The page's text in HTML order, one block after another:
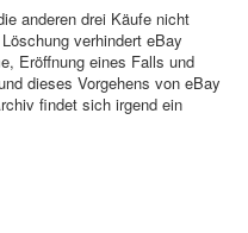
anderen drei Käufe nicht
verhindert eBay
Eröffnung eines Falls und
dieses Vorgehens von eBay
findet sich irgend ein